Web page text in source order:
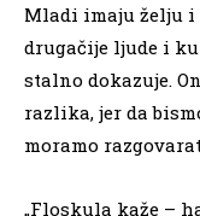
Mladi imaju želju i
drugačije ljude i
stalno dokazuje.
razlika, jer da
moramo
„Floskula kaže –